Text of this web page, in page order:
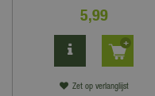
5,99
Zet op verlanglijst